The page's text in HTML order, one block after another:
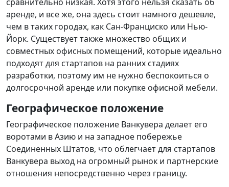
аренде, и все же, она здесь стоит намного дешевле,
чем в таких городах, как Сан-Франциско или Нью-
Йорк. Существует также множество общих и
совместных офисных помещений, которые идеально
подходят для стартапов на ранних стадиях
разработки, поэтому им не нужно беспокоиться о
долгосрочной аренде или покупке офисной мебели.
Географическое положение
Географическое положение Ванкувера делает его
воротами в Азию и на западное побережье
Соединенных Штатов, что облегчает для стартапов
Ванкувера выход на огромный рынок и партнерские
отношения непосредственно через границу.